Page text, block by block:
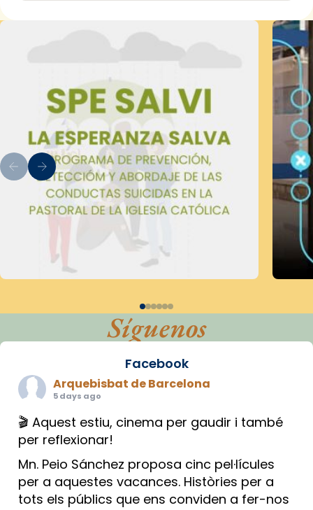
Síguenos
Facebook
Arquebisbat de Barcelona
5 days ago
🎬 Aquest estiu, cinema per gaudir i també
per reflexionar!
Mn. Peio Sánchez proposa cinc pel·lícules
per a aquestes vacances. Històries per a
tots els públics que ens conviden a fer-nos